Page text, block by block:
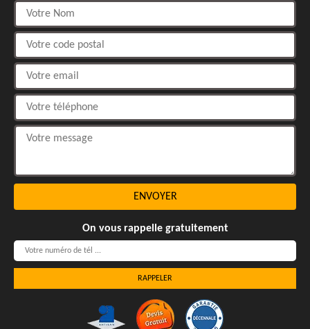
On vous rappelle gratuitement